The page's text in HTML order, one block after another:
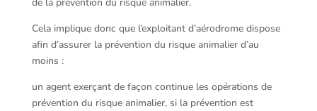
Cela implique donc que l’exploitant d’aérodrome dispose
afin d’assurer la prévention du risque animalier d’au
moins :
un agent exerçant de façon continue les opérations de
prévention du risque animalier, si la prévention est